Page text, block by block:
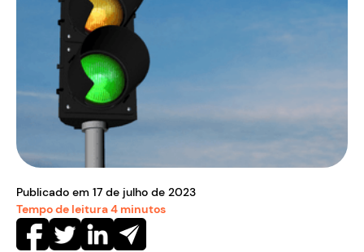
Publicado em 17 de julho de 2023
Tempo de leitura4 minutos